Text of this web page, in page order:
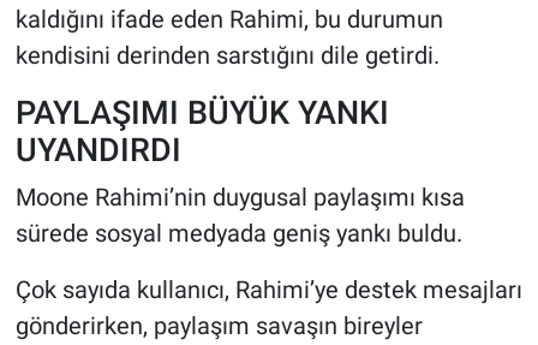
kaldığını ifade eden Rahimi, bu durumun
kendisini derinden sarstığını dile getirdi.
PAYLAŞIMI BÜYÜK YANKI
UYANDIRDI
Moone Rahimi’nin duygusal paylaşımı kısa
sürede sosyal medyada geniş yankı buldu.
Çok sayıda kullanıcı, Rahimi’ye destek mesajları
gönderirken, paylaşım savaşın bireyler